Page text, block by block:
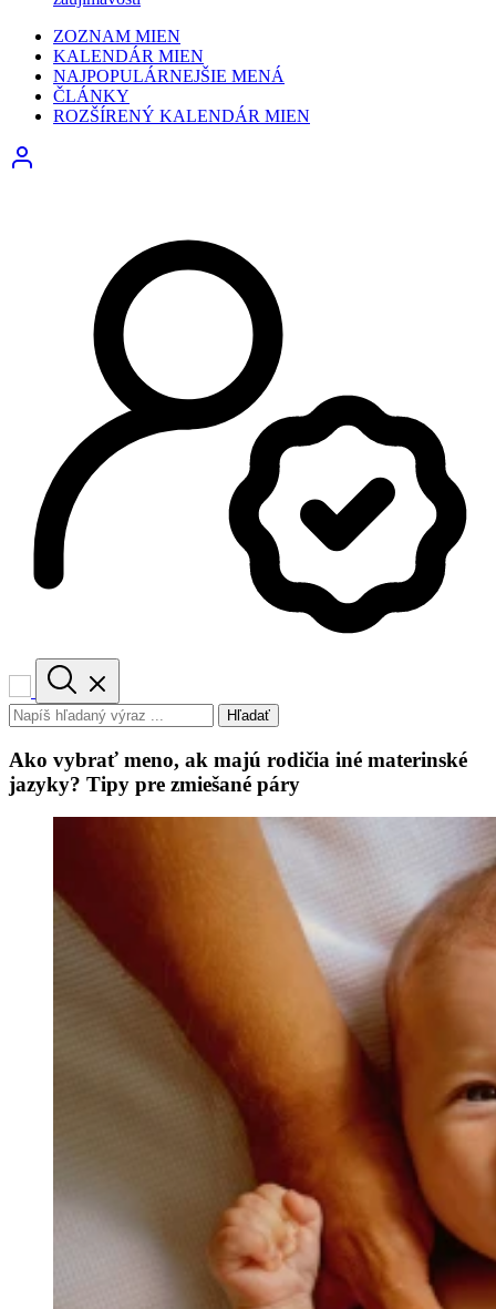
ZOZNAM MIEN
KALENDÁR MIEN
NAJPOPULÁRNEJŠIE MENÁ
ČLÁNKY
ROZŠÍRENÝ KALENDÁR MIEN
Hľadať
Ako vybrať meno, ak majú rodičia iné materinské
jazyky? Tipy pre zmiešané páry